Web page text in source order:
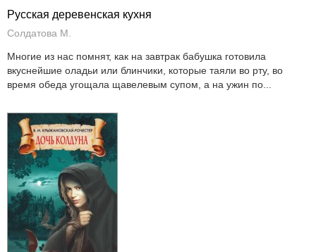
Русская деревенская кухня
Солдатова М.
Многие из нас помнят, как на завтрак бабушка готовила
вкуснейшие оладьи или блинчики, которые таяли во рту, во
время обеда угощала щавелевым супом, а на ужин по...